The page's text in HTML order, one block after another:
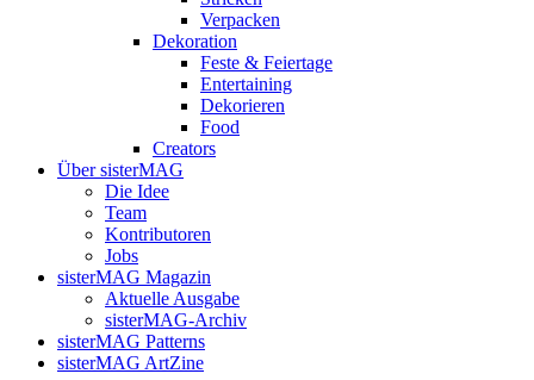
Verpacken
Dekoration
Feste & Feiertage
Entertaining
Dekorieren
Food
Creators
Über sisterMAG
Die Idee
Team
Kontributoren
Jobs
sisterMAG Magazin
Aktuelle Ausgabe
sisterMAG-Archiv
sisterMAG Patterns
sisterMAG ArtZine